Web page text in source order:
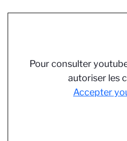
Pour consulter
autoriser les
Accepter